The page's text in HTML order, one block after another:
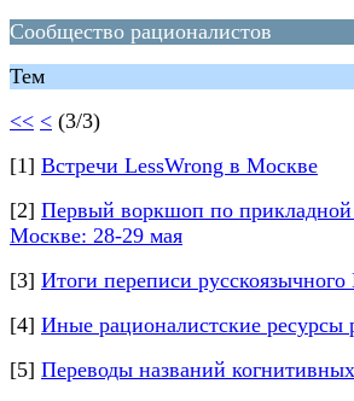
Сообщество рационалистов
Тем
<< < (3/3)
[1] Встречи LessWrong в Москве
[2] Первый воркшоп по прикладной
Москве: 28-29 мая
[3] Итоги переписи русскоязычного
[4] Иные рационалистские ресурсы
[5] Переводы названий